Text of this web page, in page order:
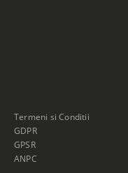
Termeni si Conditii
GDPR
GPSR
ANPC